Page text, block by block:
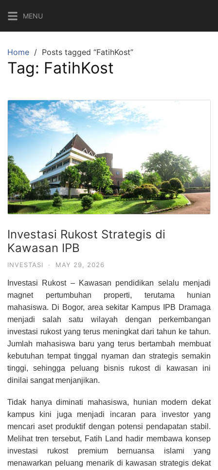
content
MENU
Home Posts tagged “FatihKost”
Tag: FatihKost
Investasi Rukost Strategis di
Kawasan IPB
INVESTASI · MAY 29, 2026
Investasi Rukost – Kawasan pendidikan selalu menjadi
magnet pertumbuhan properti, terutama hunian
mahasiswa. Di Bogor, area sekitar Kampus IPB Dramaga
menjadi salah satu wilayah dengan perkembangan
investasi rukost yang terus meningkat dari tahun ke tahun.
Jumlah mahasiswa baru yang terus bertambah membuat
kebutuhan tempat tinggal nyaman dan strategis semakin
tinggi, sehingga peluang bisnis rukost di kawasan ini
dinilai sangat menjanjikan.
Tidak hanya diminati mahasiswa, hunian modern dekat
kampus kini juga menjadi incaran para investor yang
mencari aset produktif dengan potensi pendapatan stabil.
Melihat tren tersebut, Fatih Land hadir membawa konsep
investasi rukost premium bernuansa islami yang
menawarkan peluang menarik di kawasan strategis dekat